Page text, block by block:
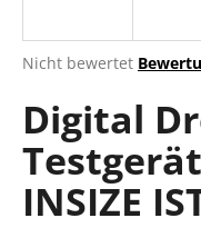
Die
Produktbewertung
ist
0,0
von
5
Sternen.
Nicht bewertet
Digital
INSIZE
W